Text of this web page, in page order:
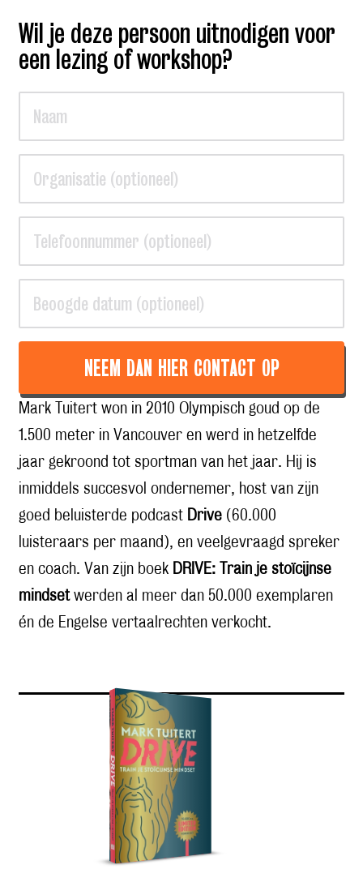
Wil je deze persoon uitnodigen voor
een lezing of workshop?
NEEM DAN HIER CONTACT OP
Mark Tuitert won in 2010 Olympisch goud op de
1.500 meter in Vancouver en werd in hetzelfde
jaar gekroond tot sportman van het jaar. Hij is
inmiddels succesvol ondernemer, host van zijn
goed beluisterde podcast Drive (60.000
luisteraars per maand), en veelgevraagd spreker
en coach. Van zijn boek DRIVE: Train je stoïcijnse
mindsetwerden al meer dan 50.000 exemplaren
én de Engelse vertaalrechten verkocht.